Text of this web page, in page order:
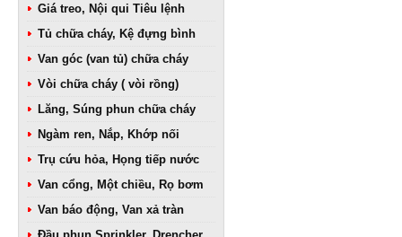
Giá treo, Nội qui Tiêu lệnh
Tủ chữa cháy, Kệ đựng bình
Van góc (van tủ) chữa cháy
Vòi chữa cháy ( vòi rồng)
Lăng, Súng phun chữa cháy
Ngàm ren, Nắp, Khớp nối
Trụ cứu hỏa, Họng tiếp nước
Van cổng, Một chiều, Rọ bơm
Van báo động, Van xả tràn